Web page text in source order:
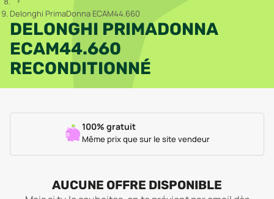
Delonghi PrimaDonna ECAM44.660
DELONGHI PRIMADONNA
ECAM44.660
RECONDITIONNÉ
100% gratuit
Même prix que sur le site vendeur
AUCUNE OFFRE DISPONIBLE